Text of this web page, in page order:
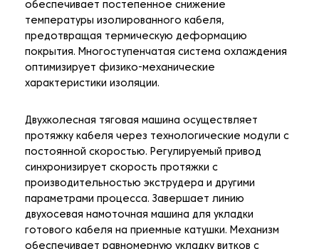
обеспечивает постепенное снижение
температуры изолированного кабеля,
предотвращая термическую деформацию
покрытия. Многоступенчатая система охлаждения
оптимизирует физико-механические
характеристики изоляции.
Двухколесная тяговая машина осуществляет
протяжку кабеля через технологические модули с
постоянной скоростью. Регулируемый привод
синхронизирует скорость протяжки с
производительностью экструдера и другими
параметрами процесса. Завершает линию
двухосевая намоточная машина для укладки
готового кабеля на приемные катушки. Механизм
обеспечивает равномерную укладку витков с